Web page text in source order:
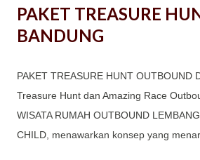
PAKET TREASURE
BANDUNG
PAKET TREASURE HUNT OUTBOUND
Treasure Hunt dan Amazing Race
WISATA RUMAH OUTBOUND
CHILD, menawarkan konsep yang